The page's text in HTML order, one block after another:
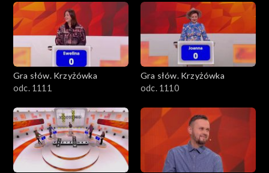
Gra słów. Krzyżówka
odc. 1111
Gra słów. Krzyżówka
odc. 1110